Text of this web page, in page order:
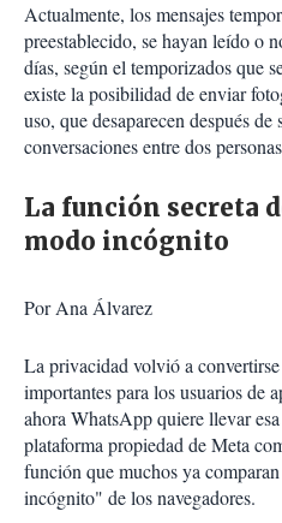
Actualmente, los mensajes
preestablecido, se hayan leído o
días, según el temporizados que
existe la posibilidad de enviar
uso, que desaparecen después
conversaciones entre dos
La función secreta
modo incógnito
Por Ana Álvarez
La privacidad volvió a
importantes para los usuarios de
ahora WhatsApp quiere llevar
plataforma propiedad de Meta
función que muchos ya
incógnito" de los navegadores.